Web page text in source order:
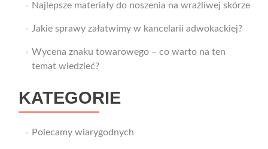
Najlepsze materiały do noszenia na wrażliwej skórze
Jakie sprawy załatwimy w kancelarii adwokackiej?
Wycena znaku towarowego – co warto na ten
temat wiedzieć?
KATEGORIE
Polecamy wiarygodnych